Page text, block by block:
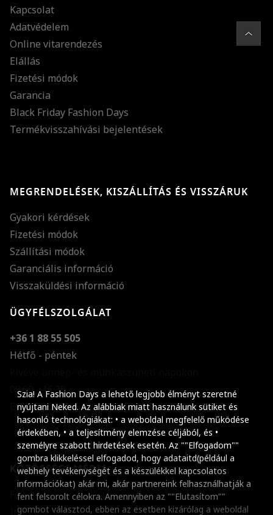
Szia! A Fashion Days a lehető legjobb élményt szeretné
nyújtani Neked. Az alábbiak miatt használunk sütiket és
hasonló technológiákat: • a weboldal megfelelő működése
érdekében, • a teljesítmény elemzése céljából, és •
személyre szabott hirdetések esetén. Az ""Elfogadom""
gombra klikkeléssel elfogadod, hogy adataitd(például a
webhely tevékenységét és a készülékkel kapcsolatos
információkat) akár mi, akár partnereink felhasználhatják a
fent felsorolt célokra. Amennyiben az ""Elutasítom""
gombot választod, ebben az esetben kizárólag a weboldal
Kapcsolat
Adatvédelem
Online vitarendezés
Elállás
Fizetési módok
Garancia
Black Friday Fashion Days
Termékvisszahívási bejelentések
MEGRENDELÉSEK, KISZÁLLÍTÁS ÉS VISSZÁRUK
Gyakori kérdések
Fizetési módok
Szállítási módok
Garanciális információ
Visszaküldési információ
ÜGYFÉLSZOLGÁLAT
+36 1 88 55 505
Hétfő - péntek
08:00 - 16:30
E-mail küldése
KÖZÖSSÉGI MÉDIA
Facebook
Instagram
Szöveg méretének
Szóköz növelése
Szóköz csökkentése
Sortávolság
Sortávolság